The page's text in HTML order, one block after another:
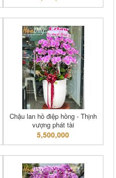
Chậu lan hồ điệp hồng - Thịnh
vượng phát tài
5,500,000